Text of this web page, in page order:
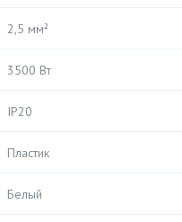
2,5 мм²
3500 Вт
IP20
Пластик
Белый